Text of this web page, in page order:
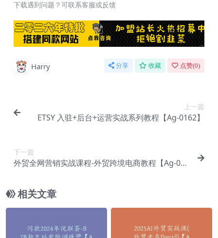
下载遇到问题？可联系客服或反馈
Harry 分享 收藏 点赞(0)
上一篇
ETSY 入驻+后台+运营实战系列教程【Ag-0162】
下一篇
外贸全网营销实战课程-外贸跨境电商教程【Ag-016
相关文章